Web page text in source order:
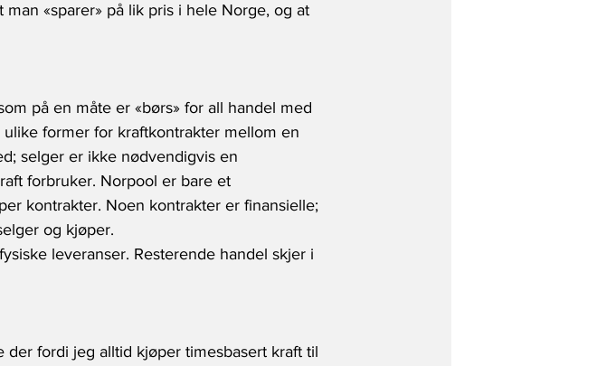
«sparer» på lik pris i hele Norge, og at
på en måte er «børs» for all handel med
former for kraftkontrakter mellom en
selger er ikke nødvendigvis en
forbruker. Norpool er bare et
kontrakter. Noen kontrakter er finansielle;
og kjøper.
leveranser. Resterende handel skjer i
fordi jeg alltid kjøper timesbasert kraft til